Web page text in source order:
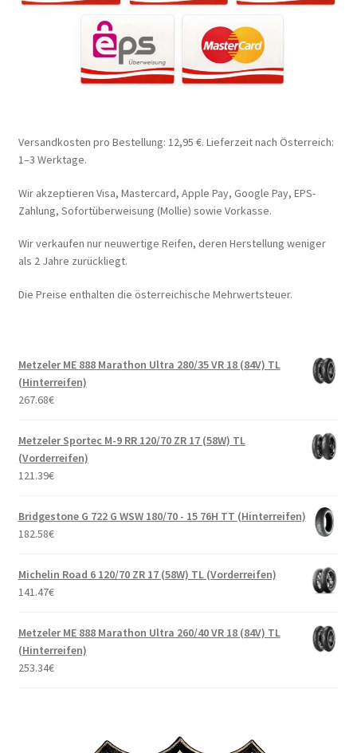
Versandkosten pro Bestellung: 12,95 €. Lieferzeit nach Österreich:
1–3 Werktage.
Wir akzeptieren Visa, Mastercard, Apple Pay, Google Pay, EPS-
Zahlung, Sofortüberweisung (Mollie) sowie Vorkasse.
Wir verkaufen nur neuwertige Reifen, deren Herstellung weniger
als 2 Jahre zurückliegt.
Die Preise enthalten die österreichische Mehrwertsteuer.
Metzeler ME 888 Marathon Ultra 280/35 VR 18 (84V) TL
(Hinterreifen)
267.68€
Metzeler Sportec M-9 RR 120/70 ZR 17 (58W) TL
(Vorderreifen)
121.39€
Bridgestone G 722 G WSW 180/70 - 15 76H TT (Hinterreifen)
182.58€
Michelin Road 6 120/70 ZR 17 (58W) TL (Vorderreifen)
141.47€
Metzeler ME 888 Marathon Ultra 260/40 VR 18 (84V) TL
(Hinterreifen)
253.34€